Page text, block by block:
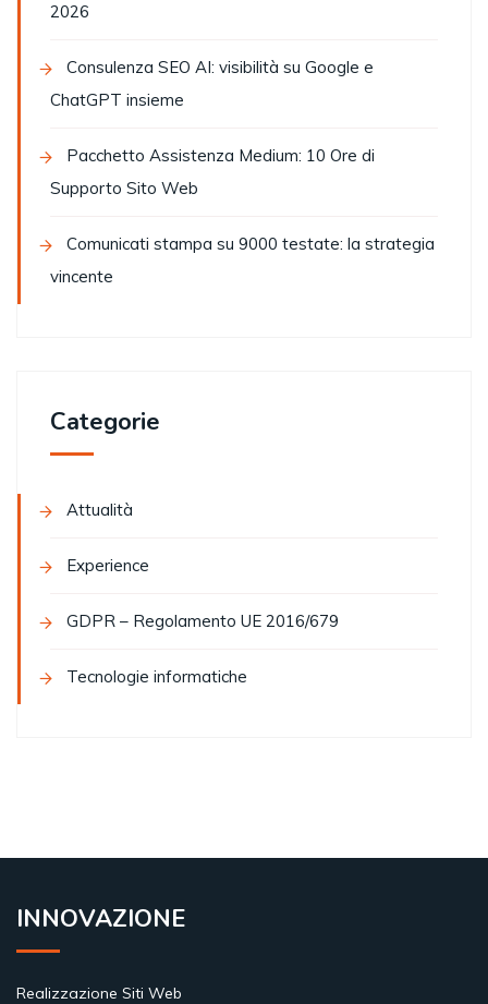
2026
Consulenza SEO AI: visibilità su Google e
ChatGPT insieme
Pacchetto Assistenza Medium: 10 Ore di
Supporto Sito Web
Comunicati stampa su 9000 testate: la strategia
vincente
Categorie
Attualità
Experience
GDPR – Regolamento UE 2016/679
Tecnologie informatiche
INNOVAZIONE
Realizzazione Siti Web